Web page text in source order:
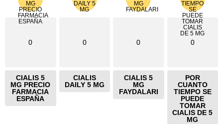
0
CIALIS 5
MG PRECIO
FARMACIA
ESPAÑA
0
CIALIS
DAILY 5 MG
0
CIALIS 5
MG
FAYDALARI
0
POR
CUANTO
TIEMPO SE
PUEDE
TOMAR
CIALIS DE 5
MG